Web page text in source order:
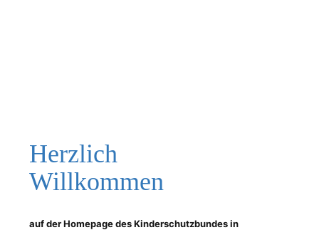
Herzlich
Willkommen
auf der Homepage des Kinderschutzbundes in